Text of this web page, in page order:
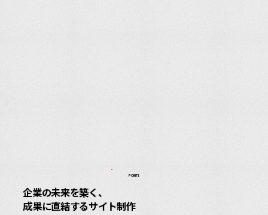
POINT1
企業の未来を築く、
成果に直結するサイト制作